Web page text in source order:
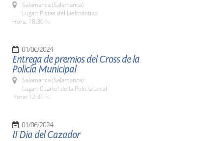
Salamanca (Salamanca)
Lugar: Pistas del Helmántico
Hora: 18:30 h.
01/06/2024
Entrega de premios del Cross de la
Policía Municipal
Salamanca (Salamanca)
Lugar: Cuartel de la Policía Local
Hora: 12:30 h.
01/06/2024
II Día del Cazador